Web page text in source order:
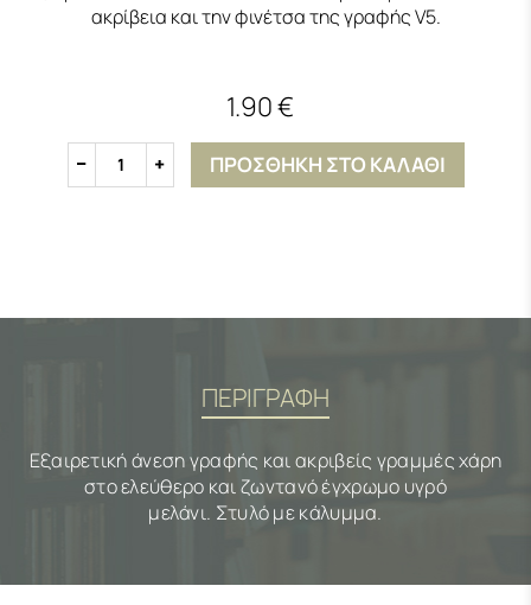
ακρίβεια και την φινέτσα της γραφής V5.
1.90 €
1 ΠΡΟΣΘΗΚΗ ΣΤΟ ΚΑΛΑΘΙ
ΠΕΡΙΓΡΑΦΗ
Εξαιρετική άνεση γραφής και ακριβείς γραμμές χάρη
στο ελεύθερο και ζωντανό έγχρωμο υγρό
μελάνι. Στυλό με κάλυμμα.